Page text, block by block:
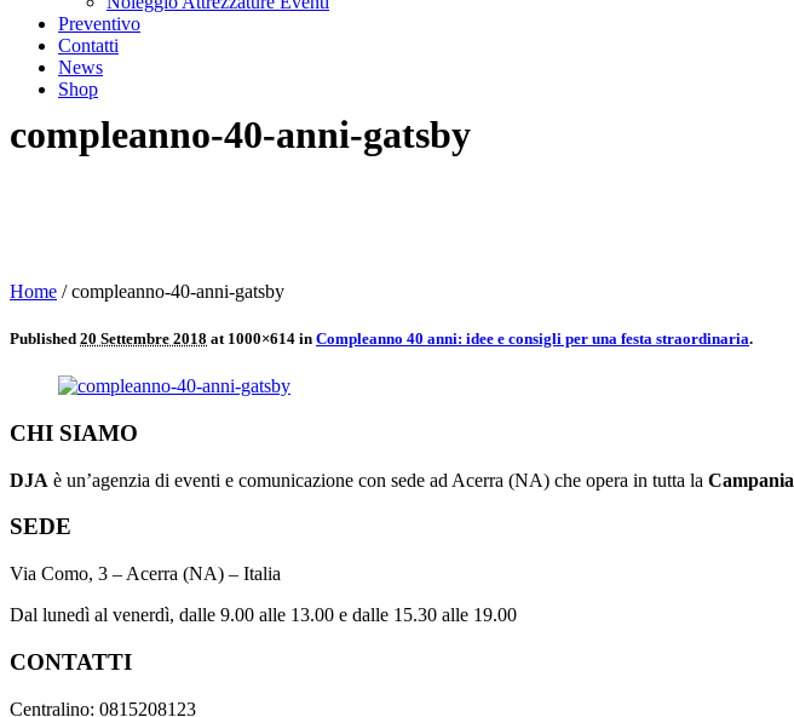
Preventivo
Contatti
News
Shop
compleanno-40-anni-gatsby
Home /compleanno-40-anni-gatsby
Published 20 Settembre 2018 at 1000×614 in Compleanno 40 anni: idee e consigli per una festa straordinaria.
CHI SIAMO
DJA è un’agenzia di eventi e comunicazione con sede ad Acerra (NA) che opera in tutta la Campania
SEDE
Via Como, 3 – Acerra (NA) – Italia
Dal lunedì al venerdì, dalle 9.00 alle 13.00 e dalle 15.30 alle 19.00
CONTATTI
Centralino: 0815208123